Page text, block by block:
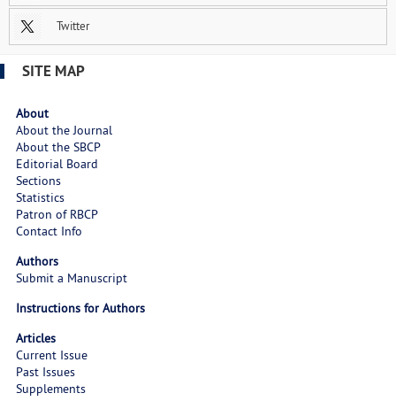
Twitter
SITE MAP
About
About the Journal
About the SBCP
Editorial Board
Sections
Statistics
Patron of RBCP
Contact Info
Authors
Submit a Manuscript
Instructions for Authors
Articles
Current Issue
Past Issues
Supplements